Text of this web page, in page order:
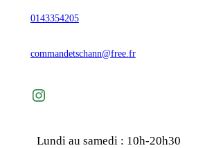
0143354205
commandetschann@free.fr
Instagram
Lundi au samedi : 10h-20h30